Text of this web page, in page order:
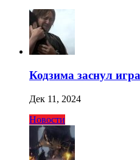
Кодзима заснул
Дек 11, 2024
Новости